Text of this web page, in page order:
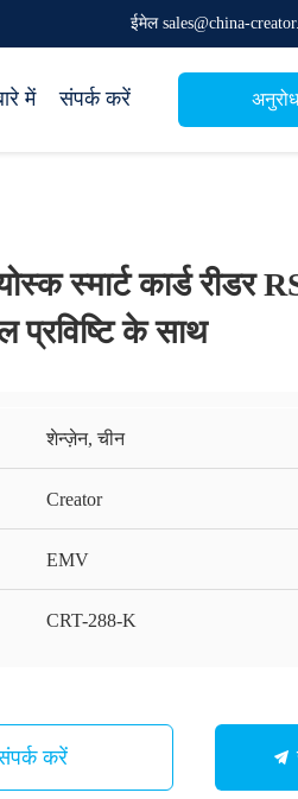
ईमेल sales@china-
में संपर्क करें
स्मार्ट कार्ड रीडर
प्रविष्टि के साथ
शेन्ज़ेन, चीन
Creator
EMV
CRT-288-K
करें